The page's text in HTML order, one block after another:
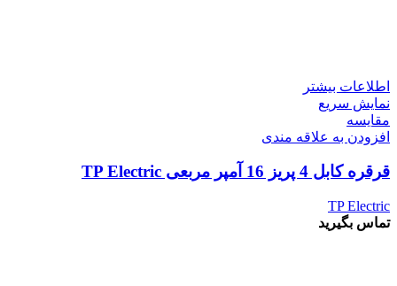
اطلاعات بیشتر
نمایش سریع
مقايسه
افزودن به علاقه مندی
قرقره کابل 4 پریز 16 آمپر مربعی TP Electric
TP Electric
تماس بگیرید